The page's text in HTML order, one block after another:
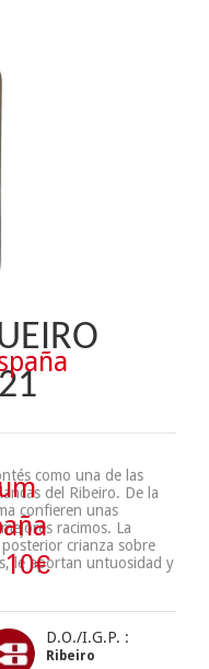
como una de las
del Ribeiro. De la
confieren unas
racimos. La
crianza sobre
le aportan untuosidad y
D.O./I.G.P. :
Ribeiro